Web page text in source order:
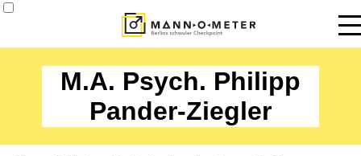
Termine
M.A. Psych. Philipp
Pander-Ziegler